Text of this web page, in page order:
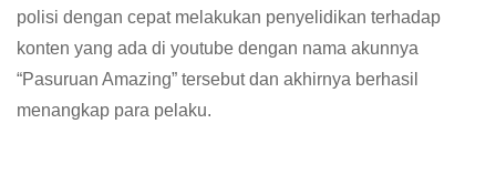
polisi dengan cepat melakukan penyelidikan terhadap
konten yang ada di youtube dengan nama akunnya
“Pasuruan Amazing” tersebut dan akhirnya berhasil
menangkap para pelaku.